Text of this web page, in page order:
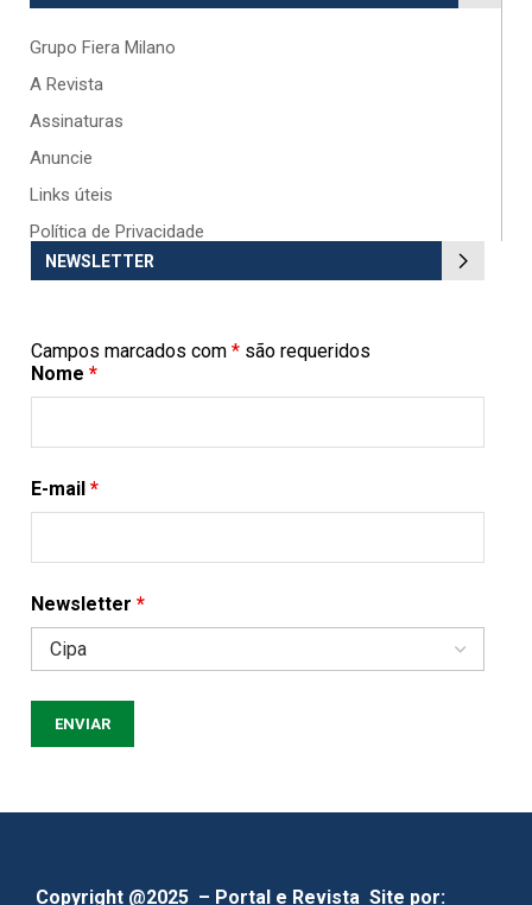
Grupo Fiera Milano
A Revista
Assinaturas
Anuncie
Links úteis
Política de Privacidade
NEWSLETTER
Campos marcados com * são requeridos
Nome *
E-mail *
Newsletter *
Copyright @2025 – Portal e Revista Site por: